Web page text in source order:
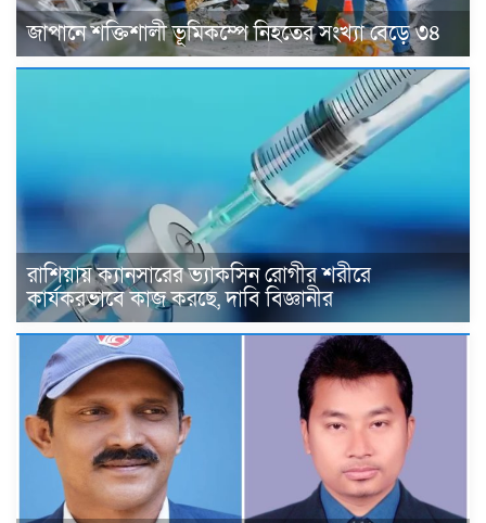
জাপানে শক্তিশালী ভূমিকম্পে নিহতের সংখ্যা বেড়ে ৩৪
রাশিয়ায় ক্যানসারের ভ্যাকসিন রোগীর শরীরে
কার্যকরভাবে কাজ করছে, দাবি বিজ্ঞানীর